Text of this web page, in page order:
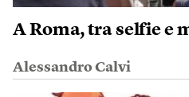
A Roma, tra selfie e
Alessandro Calvi